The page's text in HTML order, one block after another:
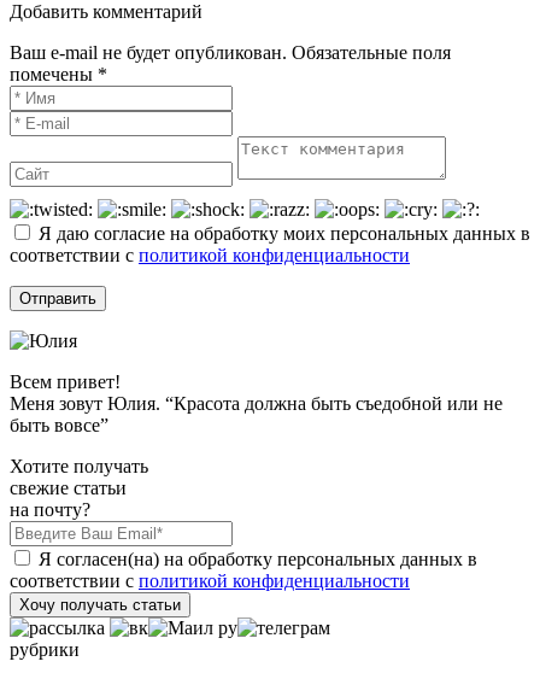
Добавить комментарий
Ваш e-mail не будет опубликован. Обязательные поля
помечены *
Я даю согласие на обработку моих персональных данных в
соответствии с политикой конфиденциальности
Всем привет!
Меня зовут Юлия. “Красота должна быть съедобной или не
быть вовсе”
Хотите получать
свежие статьи
на почту?
Я согласен(на) на обработку персональных данных в
соответствии с политикой конфиденциальности
Хочу получать статьи
рубрики